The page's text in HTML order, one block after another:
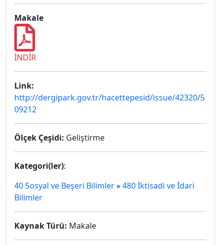
Makale
İNDİR
Link:
http://dergipark.gov.tr/hacettepesid/issue/42320/5
09212
Ölçek Çeşidi: Geliştirme
Kategori(ler):
40 Sosyal ve Beşeri Bilimler»480 İktisadi ve İdari
Bilimler
Kaynak Türü: Makale